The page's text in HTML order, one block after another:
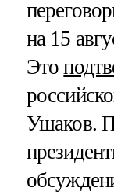
на 15
Это
Ушаков.